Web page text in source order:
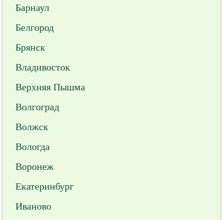
Барнаул
Белгород
Брянск
Владивосток
Верхняя Пышма
Волгоград
Волжск
Вологда
Воронеж
Екатеринбург
Иваново